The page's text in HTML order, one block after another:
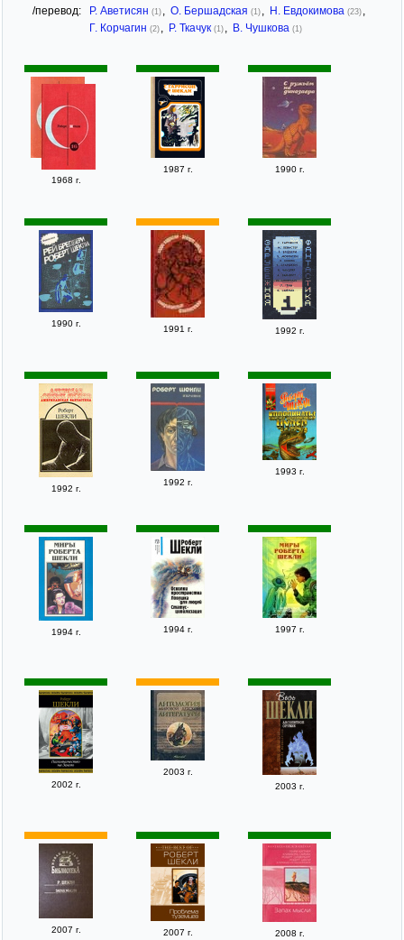
/перевод: Р. Аветисян (1) , О. Бершадская (1) , Н. Евдокимова (23) ,
Г. Корчагин (2) , Р. Ткачук (1) , В. Чушкова (1)
1968 г.
1987 г. 1990 г.
1990 г.
1991 г. 1992 г.
1992 г.
1992 г.
1993 г.
1994 г. 1994 г. 1997 г.
2002 г.
2003 г.
2003 г.
2007 г. 2007 г. 2008 г.